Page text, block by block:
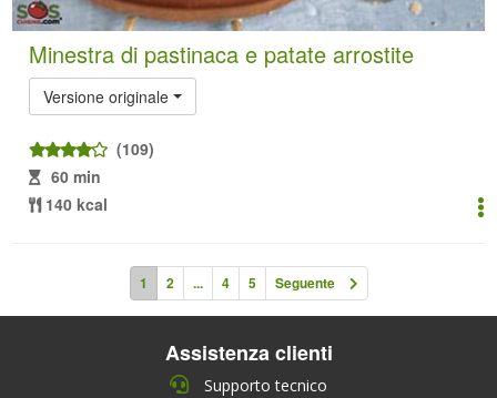
Minestra di pastinaca e patate arrostite
Versione originale
(109)
60 min
140 kcal
1 2 ... 4 5 Seguente
Assistenza clienti
Supporto tecnico